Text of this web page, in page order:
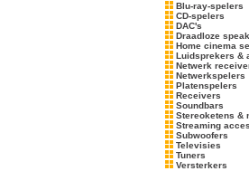
Blu-ray-spelers
CD-spelers
DAC's
Draadloze
Home cinema
Luidsprekers &
Netwerk
Netwerkspelers
Platenspelers
Receivers
Soundbars
Stereoketens &
Streaming
Subwoofers
Televisies
Tuners
Versterkers